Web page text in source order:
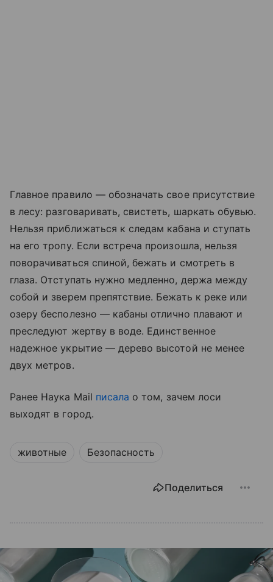
Главное правило — обозначать свое присутствие
в лесу: разговаривать, свистеть, шаркать обувью.
Нельзя приближаться к следам кабана и ступать
на его тропу. Если встреча произошла, нельзя
поворачиваться спиной, бежать и смотреть в
глаза. Отступать нужно медленно, держа между
собой и зверем препятствие. Бежать к реке или
озеру бесполезно — кабаны отлично плавают и
преследуют жертву в воде. Единственное
надежное укрытие — дерево высотой не менее
двух метров.
Ранее Наука Mail писала о том, зачем лоси
выходят в город.
животные Безопасность
Поделиться